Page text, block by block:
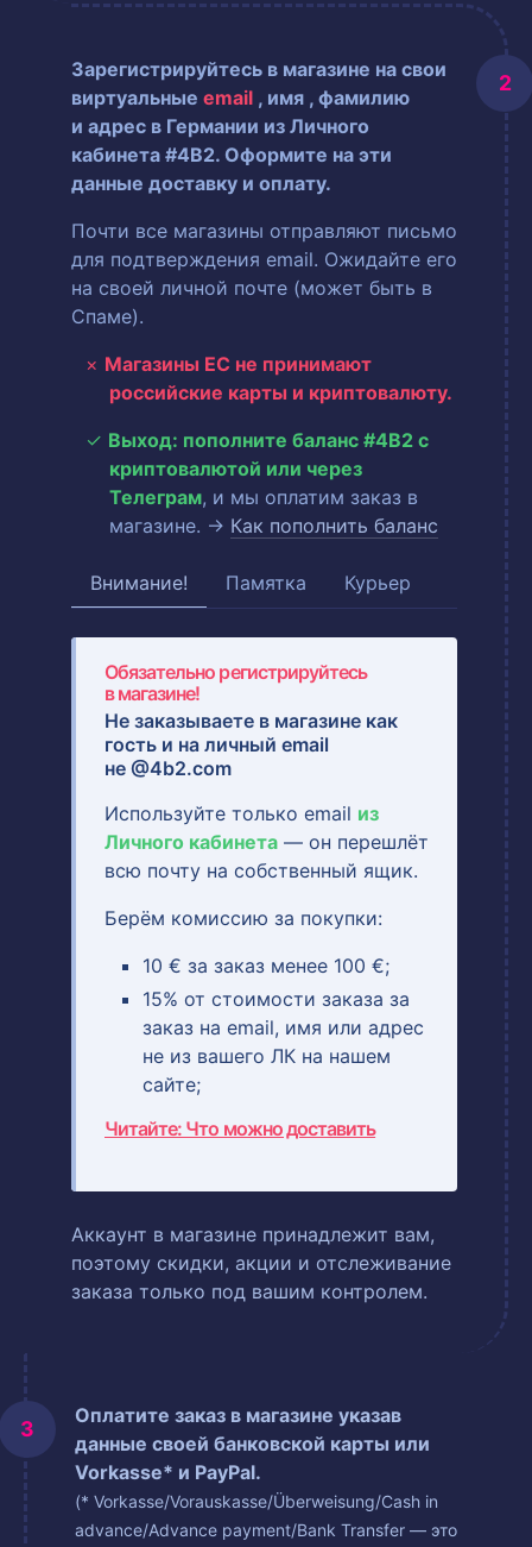
Зарегистрируйтесь в магазине на свои
виртуальные email , имя , фамилию
и адрес в Германии из Личного
кабинета #4B2. Оформите на эти
данные доставку и оплату.
Почти все магазины отправляют письмо
для подтверждения email. Ожидайте его
на своей личной почте (может быть в
Спаме).
Магазины ЕС не принимают
российские карты и криптовалюту.
Выход: пополните баланс #4B2 с
криптовалютой или через
Телеграм, и мы оплатим заказ в
магазине. → Как пополнить баланс
Внимание! Памятка Курьер
Обязательно регистрируйтесь
в магазине!
Не заказываете в магазине как
гость и на личный email
не @4b2.com
Используйте только email из
Личного кабинета — он перешлёт
всю почту на собственный ящик.
Берём комиссию за покупки:
10 € за заказ менее 100 €;
15% от стоимости заказа за
заказ на email, имя или адрес
не из вашего ЛК на нашем
сайте;
Читайте: Что можно доставить
Аккаунт в магазине принадлежит вам,
поэтому скидки, акции и отслеживание
заказа только под вашим контролем.
Оплатите заказ в магазине указав
данные своей банковской карты или
Vorkasse* и PayPal.
(* Vorkasse/Vorauskasse/Überweisung/Cash in
advance/Advance payment/Bank Transfer — это